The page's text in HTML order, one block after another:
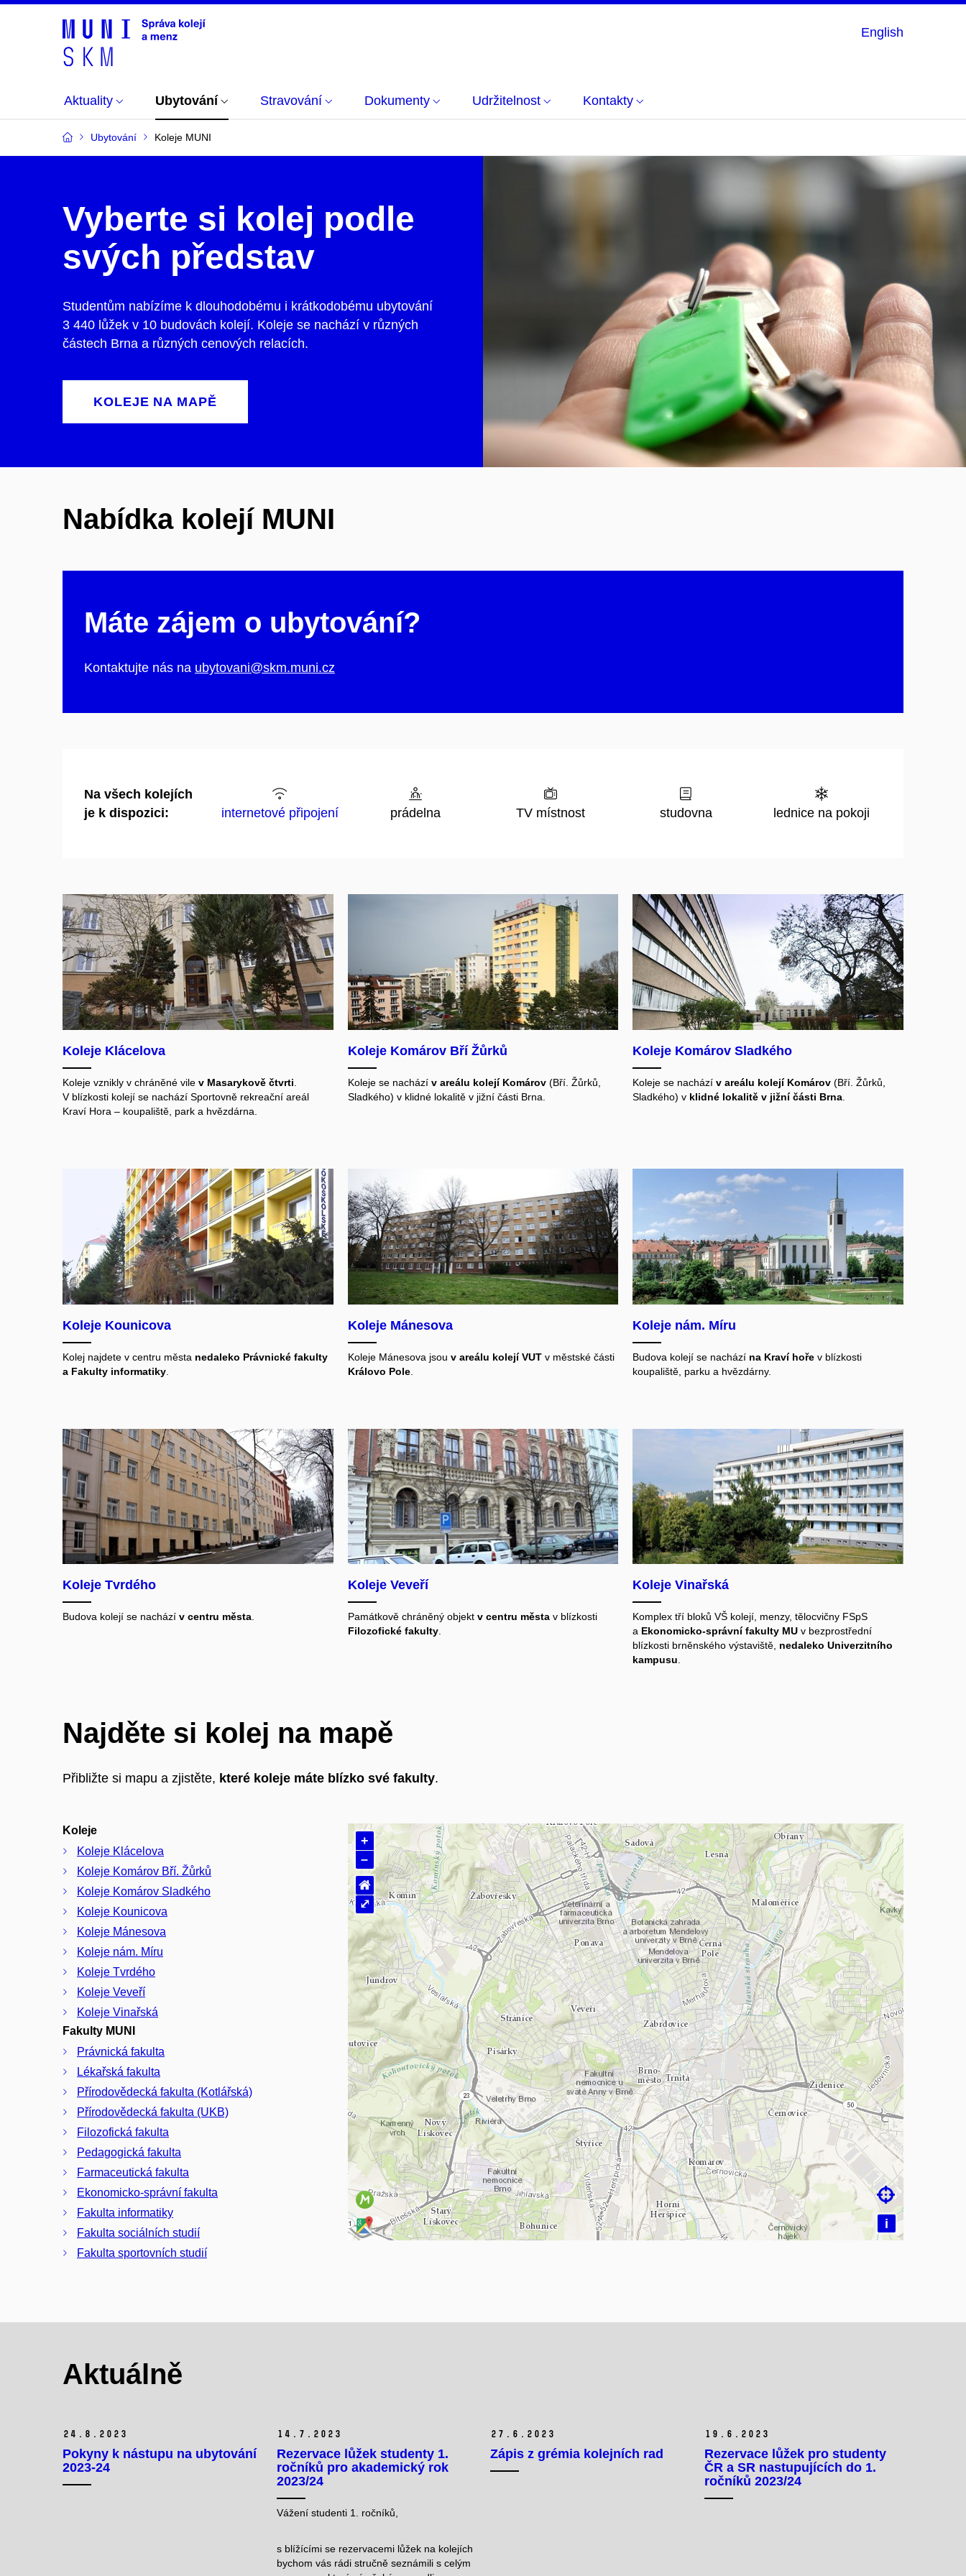
English
Aktuality Ubytování Stravování Dokumenty Udržitelnost Kontakty
Ubytování Koleje MUNI
Vyberte si kolej podle
svých představ
Studentům nabízíme k dlouhodobému i krátkodobému ubytování
3 440 lůžek v 10 budovách kolejí. Koleje se nachází v různých
částech Brna a různých cenových relacích.
KOLEJE NA MAPĚ
Nabídka kolejí MUNI
Máte zájem o ubytování?
Kontaktujte nás na ubytovani@skm.muni.cz
Na všech kolejích
je k dispozici:
internetové připojení prádelna TV místnost studovna lednice na pokoji
Koleje Klácelova
Koleje vznikly v chráněné vile v Masarykově čtvrti
V blízkosti kolejí se nachází Sportovně rekreační areál
Kraví Hora – koupaliště, park a hvězdárna.
Koleje Komárov Bří Žůrků
Koleje se nachází v areálu kolejí Komárov(Bří. Žůrků,
Sladkého) v klidné lokalitě v jižní části Brna.
Koleje Komárov Sladkého
Koleje se nacházív areálu kolejí Komárov (Bří. Žůrků,
Sladkého) v klidné lokalitě v jižní části Brna
Koleje Kounicova
Kolej najdete v centru města nedaleko Právnické fakulty
a Fakulty informatiky
Koleje Mánesova
Koleje Mánesova jsou v areálu kolejí VUTv městské části
Královo Pole.
Koleje nám. Míru
Budova kolejí se nachází na Kraví hoře v blízkosti
koupaliště, parku a hvězdárny.
Koleje Tvrdého
Budova kolejí se nachází v centru města.
Koleje Veveří
Památkově chráněný objekt v centru města v blízkosti
Filozofické fakulty.
Koleje Vinařská
Komplex tří bloků VŠ kolejí, menzy, tělocvičny FSpS
a Ekonomicko-správní fakulty MU v bezprostřední
blízkosti brněnského výstaviště, nedaleko Univerzitního
kampusu.
Najděte si kolej na mapě
Přibližte si mapu a zjistěte, které koleje máte blízko své fakulty.
Načítám mapu…
+
–
i

⌂
⤢
Koleje
Koleje Klácelova
Koleje Komárov Bří. Žůrků
Koleje Komárov Sladkého
Koleje Kounicova
Koleje Mánesova
Koleje nám. Míru
Koleje Tvrdého
Koleje Veveří
Koleje Vinařská
Fakulty MUNI
Právnická fakulta
Lékařská fakulta
Přírodovědecká fakulta (Kotlářská)
Přírodovědecká fakulta (UKB)
Filozofická fakulta
Pedagogická fakulta
Farmaceutická fakulta
Ekonomicko-správní fakulta
Fakulta informatiky
Fakulta sociálních studií
Fakulta sportovních studií
Aktuálně
24. 8. 2023
Pokyny k nástupu na ubytování
2023-24
14. 7. 2023
Rezervace lůžek studenty 1.
ročníků pro akademický rok
2023/24
Vážení studenti 1. ročníků,
s blížícími se rezervacemi lůžek na kolejích
bychom vás rádi stručně seznámili s celým
27. 6. 2023
Zápis z grémia kolejních rad
19. 6. 2023
Rezervace lůžek pro studenty
ČR a SR nastupujících do 1.
ročníků 2023/24